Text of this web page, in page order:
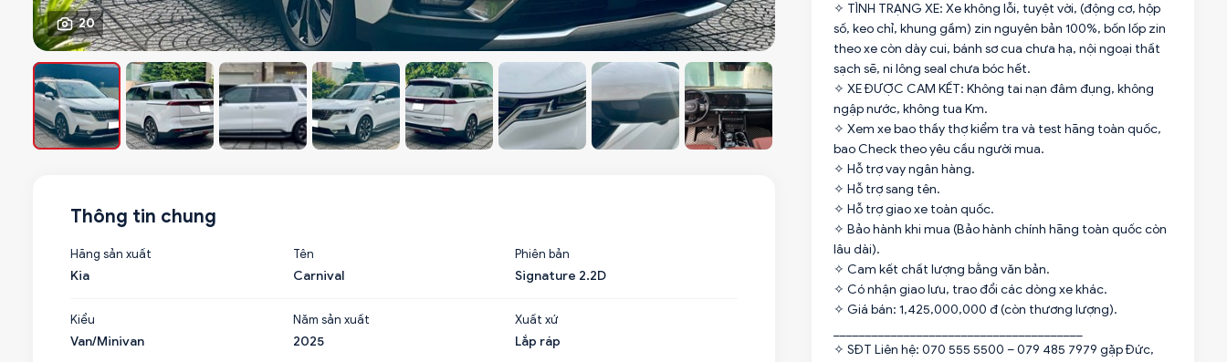
20
✧ TÌNH TRẠNG XE: Xe không lỗi, tuyệt vời, (động cơ, hộp
số, keo chỉ, khung gầm) zin nguyên bản 100%, bốn lốp zin
theo xe còn dày cui, bánh sơ cua chưa hạ, nội ngoại thất
sạch sẽ, ni lông seal chưa bóc hết.
✧ XE ĐƯỢC CAM KẾT: Không tai nạn đâm đụng, không
ngập nước, không tua Km.
✧ Xem xe bao thầy thợ kiểm tra và test hãng toàn quốc,
bao Check theo yêu cầu người mua.
✧ Hỗ trợ vay ngân hàng.
✧ Hỗ trợ sang tên.
✧ Hỗ trợ giao xe toàn quốc.
✧ Bảo hành khi mua (Bảo hành chính hãng toàn quốc còn
lâu dài).
✧ Cam kết chất lượng bằng văn bản.
✧ Có nhận giao lưu, trao đổi các dòng xe khác.
✧ Giá bán: 1,425,000,000 đ (còn thương lượng).
✧ SĐT Liên hệ: 070 555 5500 – 079 485 7979 gặp Đức,
Thông tin chung
Hãng sản xuất
Kia
Tên
Carnival
Phiên bản
Signature 2.2D
Kiểu
Van/Minivan
Năm sản xuất
2025
Xuất xứ
Lắp ráp